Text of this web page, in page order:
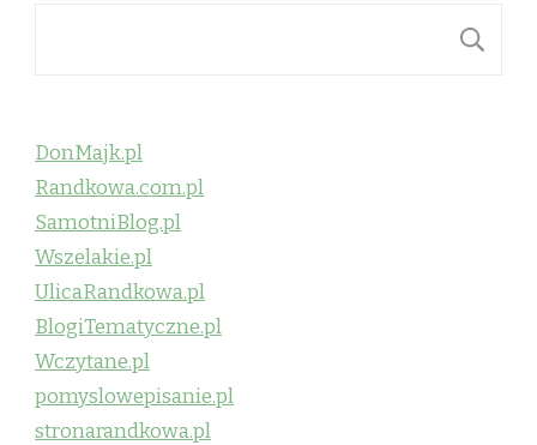
DonMajk.pl
Randkowa.com.pl
SamotniBlog.pl
Wszelakie.pl
UlicaRandkowa.pl
BlogiTematyczne.pl
Wczytane.pl
pomyslowepisanie.pl
stronarandkowa.pl